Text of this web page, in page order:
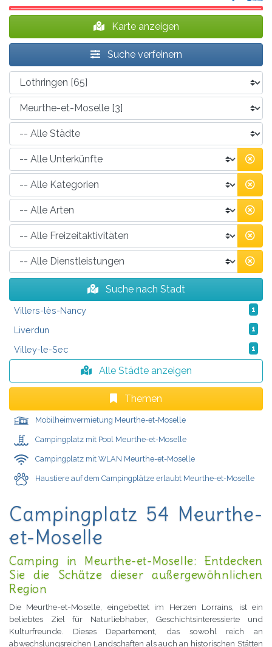
Karte anzeigen
Suche verfeinern
Suche nach Stadt
Villers-lès-Nancy 1
Liverdun 1
Villey-le-Sec 1
Alle Städte anzeigen
Themen
Mobilheimvermietung Meurthe-et-Moselle
Campingplatz mit Pool Meurthe-et-Moselle
Campingplatz mit WLAN Meurthe-et-Moselle
Haustiere auf dem Campingplätze erlaubt Meurthe-et-Moselle
Campingplatz 54 Meurthe-
et-Moselle
Camping in Meurthe-et-Moselle: Entdecken
Sie die Schätze dieser außergewöhnlichen
Region
Die Meurthe-et-Moselle, eingebettet im Herzen Lorrains, ist ein
beliebtes Ziel für Naturliebhaber, Geschichtsinteressierte und
Kulturfreunde. Dieses Departement, das sowohl reich an
abwechslungsreichen Landschaften als auch an historischen Stätten